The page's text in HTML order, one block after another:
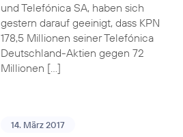
und Telefónica SA, haben sich
gestern darauf geeinigt, dass KPN
178,5 Millionen seiner Telefónica
Deutschland-Aktien gegen 72
Millionen […]
14. März 2017